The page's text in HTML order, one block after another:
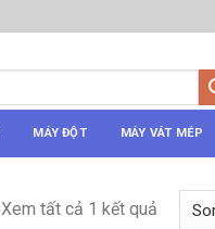
MÁY ĐỘT MÁY VÁT MÉP
Xem tất cả 1 kết quả